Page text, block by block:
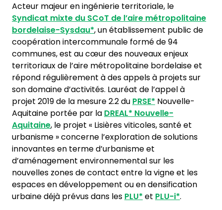
Acteur majeur en ingénierie territoriale, le
Syndicat mixte du SCoT de l’aire métropolitaine
bordelaise-Sysdau*, un établissement public de
coopération intercommunale formé de 94
communes, est au cœur des nouveaux enjeux
territoriaux de l’aire métropolitaine bordelaise et
répond régulièrement à des appels à projets sur
son domaine d’activités. Lauréat de l’appel à
projet 2019 de la mesure 2.2 du PRSE* Nouvelle-
Aquitaine portée par la DREAL* Nouvelle-
Aquitaine, le projet « Lisières viticoles, santé et
urbanisme » concerne l’exploration de solutions
innovantes en terme d’urbanisme et
d’aménagement environnemental sur les
nouvelles zones de contact entre la vigne et les
espaces en développement ou en densification
urbaine déjà prévus dans les PLU* et PLU-i*.